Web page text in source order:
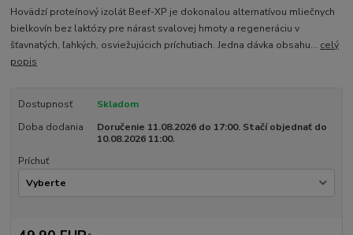
Hovädzí proteínový izolát Beef-XP je dokonalou alternatívou mliečnych
bielkovín bez laktózy pre nárast svalovej hmoty a regeneráciu v
šťavnatých, ľahkých, osviežujúcich príchutiach. Jedna dávka obsahu... celý
popis
Dostupnosť
Skladom
Doba dodania
Doručenie 11.08.2026 do 17:00. Stačí objednať do
10.08.2026 11:00.
Príchuť